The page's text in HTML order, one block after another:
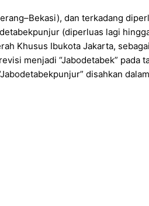
dan terkadang
(diperluas lagi
Khusus Ibukota Jakarta,
menjadi “Jabodetabek” pada
disahkan